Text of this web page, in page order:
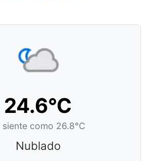
24.6°C
siente como 26.8°C
Nublado